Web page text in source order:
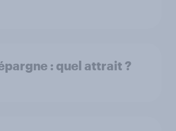
: quel attrait ?